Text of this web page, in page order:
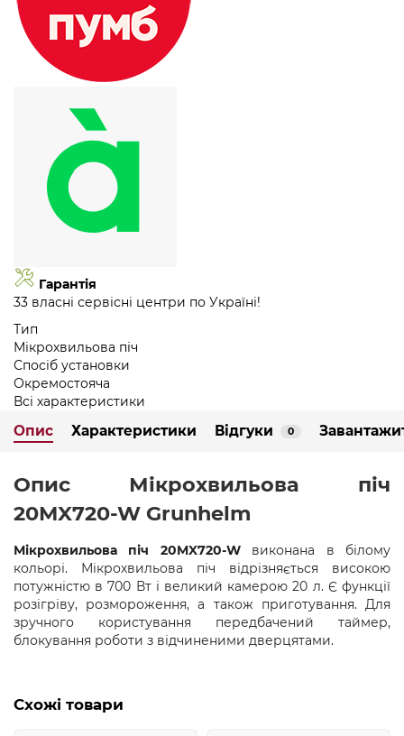
Гарантія
33 власні сервісні центри по Україні!
Тип
Мікрохвильова піч
Спосіб установки
Окремостояча
Всі характеристики
Опис Характеристики Відгуки 0
Опис Мікрохвильова піч
20MX720-W Grunhelm
Мікрохвильова піч 20MX720-W виконана в білому
кольорі. Мікрохвильова піч відрізняється високою
потужністю в 700 Вт і великий камерою 20 л. Є функції
розігріву, розмороження, а також приготування. Для
зручного користування передбачений таймер,
блокування роботи з відчиненими дверцятами.
Схожі товари